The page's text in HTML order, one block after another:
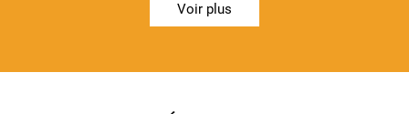
Voir plus